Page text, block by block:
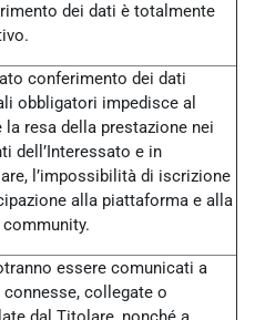
dei dati è totalmente
conferimento dei dati
obbligatori impedisce al
la resa della prestazione nei
dell’Interessato e in
l’impossibilità di iscrizione
alla piattaforma e alla
essere comunicati a
collegate o